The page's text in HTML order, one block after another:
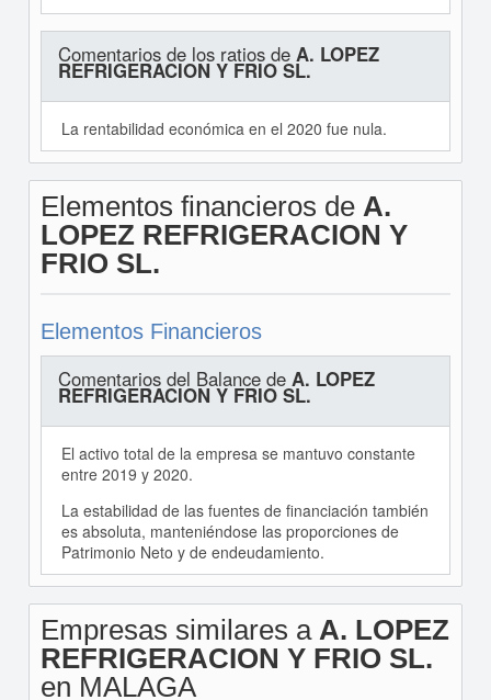
Comentarios de los ratios de A. LOPEZ
REFRIGERACION Y FRIO SL.
La rentabilidad económica en el 2020 fue nula.
Elementos financieros de A.
LOPEZ REFRIGERACION Y
FRIO SL.
Elementos Financieros
Comentarios del Balance de A. LOPEZ
REFRIGERACION Y FRIO SL.
El activo total de la empresa se mantuvo constante
entre 2019 y 2020.
La estabilidad de las fuentes de financiación también
es absoluta, manteniéndose las proporciones de
Patrimonio Neto y de endeudamiento.
Empresas similares a A. LOPEZ
REFRIGERACION Y FRIO SL.
en MALAGA